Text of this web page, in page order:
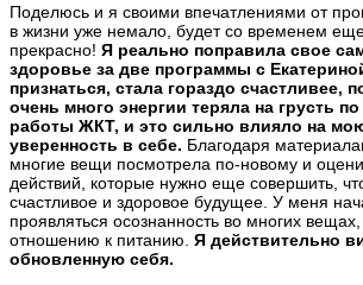
Поделюсь и я своими впечатлениями от
в жизни уже немало, будет со временем
прекрасно! Я реально поправила свое
здоровье за две программы с
признаться, стала гораздо счастливее,
очень много энергии теряла на грусть
работы ЖКТ, и это сильно влияло на
уверенность в себе. Благодаря
многие вещи посмотрела по-новому и
действий, которые нужно еще совершить,
счастливое и здоровое будущее. У меня
проявляться осознанность во многих
отношению к питанию. Я действительно
обновленную себя.